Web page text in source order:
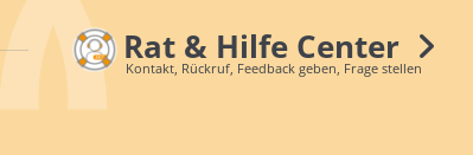
Rat & Hilfe Center
Kontakt, Rückruf, Feedback geben, Frage stellen